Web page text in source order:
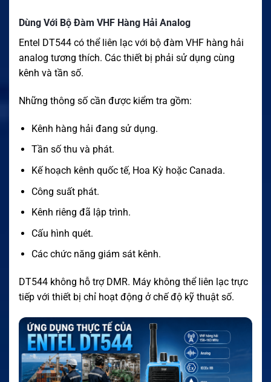
Dùng Với Bộ Đàm VHF Hàng Hải Analog
Entel DT544 có thể liên lạc với bộ đàm VHF hàng hải
analog tương thích. Các thiết bị phải sử dụng cùng
kênh và tần số.
Những thông số cần được kiểm tra gồm:
Kênh hàng hải đang sử dụng.
Tần số thu và phát.
Kế hoạch kênh quốc tế, Hoa Kỳ hoặc Canada.
Công suất phát.
Kênh riêng đã lập trình.
Cấu hình quét.
Các chức năng giám sát kênh.
DT544 không hỗ trợ DMR. Máy không thể liên lạc trực
tiếp với thiết bị chỉ hoạt động ở chế độ kỹ thuật số.